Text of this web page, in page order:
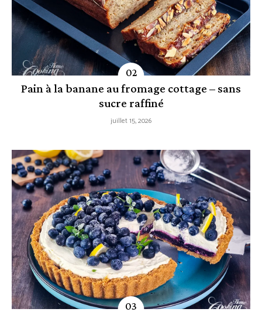
Pain à la banane au fromage cottage – sans
sucre raffiné
juillet 15, 2026